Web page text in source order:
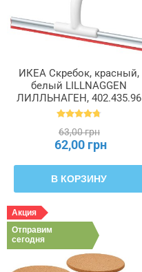
ИКЕА Скребок, красный,
белый LILLNAGGEN
ЛИЛЛЬНАГЕН, 402.435.96
63,00 грн
62,00 грн
В КОРЗИНУ
Акция
Отправим
сегодня